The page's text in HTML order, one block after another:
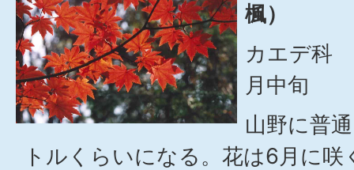
楓）
カエデ科
月中旬
山野に普
トルくらいになる。花は6月に